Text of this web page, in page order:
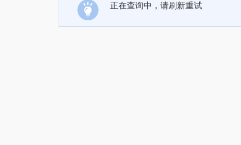
正在查询中，请刷新重试